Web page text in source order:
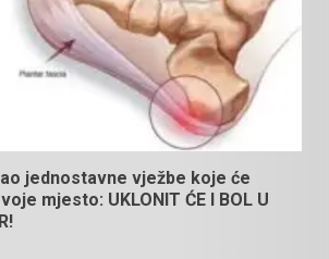
jednostavne vježbe koje će
mjesto: UKLONIT ĆE I BOL U